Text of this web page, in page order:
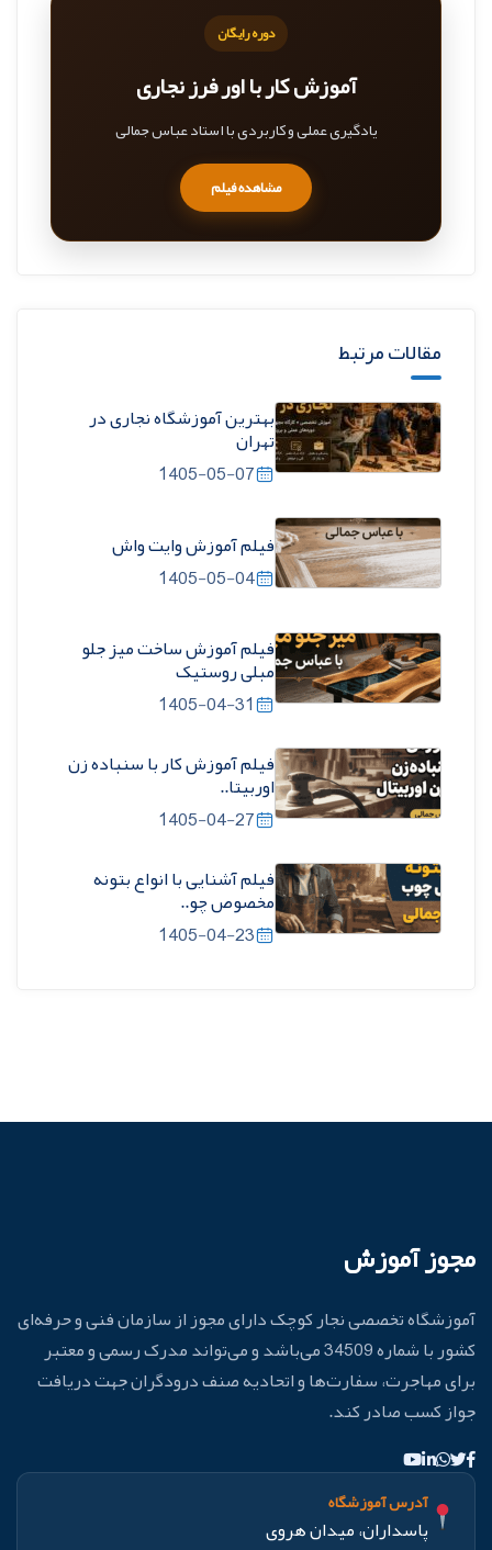
دوره رایگان
آموزش کار با اور فرز نجاری
یادگیری عملی و کاربردی با استاد عباس جمالی
مشاهده فیلم
مقالات مرتبط
بهترین آموزشگاه نجاری در
تهران
1405-05-07
فیلم آموزش وایت واش
1405-05-04
فیلم آموزش ساخت میز جلو
مبلی روستیک
1405-04-31
فیلم آموزش کار با سنباده زن
اوربیتا..
1405-04-27
فیلم آشنایی با انواع بتونه
مخصوص چو..
1405-04-23
مجوز آموزش
آموزشگاه تخصصی نجار کوچک دارای مجوز از سازمان فنی و حرفه‌ای
کشور با شماره 34509 می‌باشد و می‌تواند مدرک رسمی و معتبر
برای مهاجرت، سفارت‌ها و اتحادیه صنف درودگران جهت دریافت
جواز کسب صادر کند.
آدرس آموزشگاه
پاسداران، میدان هروی